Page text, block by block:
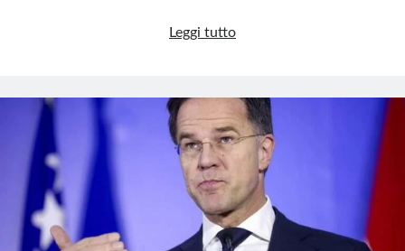
Leggi tuttoViganò:
ribelle
che
sfida
Vaticano